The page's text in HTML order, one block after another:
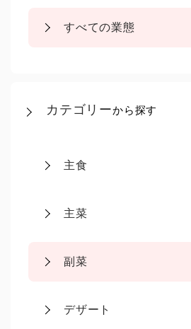
すべての業態
カテゴリーから探す
主食
主菜
副菜
デザート